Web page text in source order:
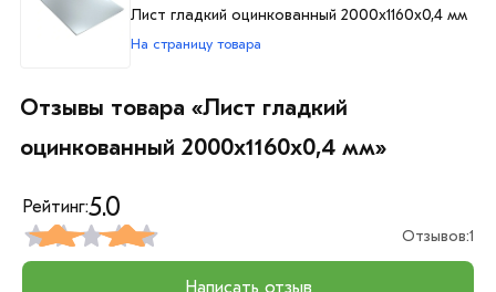
Лист гладкий оцинкованный 2000х1160х0,4 мм
На страницу товара
Отзывы товара «Лист гладкий
оцинкованный 2000х1160х0,4 мм»
Рейтинг:5.0
Отзывов:1
Написать отзыв